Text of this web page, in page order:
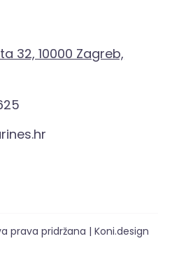
32, 10000 Zagreb,
prava pridržana | Koni.design